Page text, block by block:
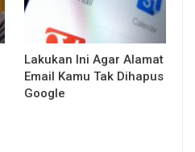
Lakukan Ini Agar Alamat
Email Kamu Tak Dihapus
Google